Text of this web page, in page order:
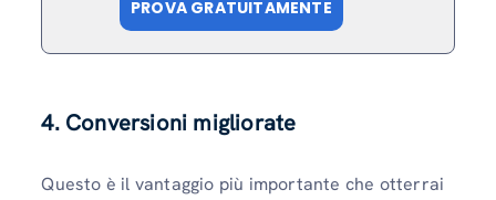
PROVA GRATUITAMENTE
4. Conversioni migliorate
Questo è il vantaggio più importante che otterrai